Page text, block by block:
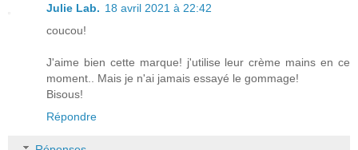
Julie Lab. 18 avril 2021 à 22:42
coucou!
J'aime bien cette marque! j'utilise leur crème mains en ce
moment.. Mais je n'ai jamais essayé le gommage!
Bisous!
Répondre